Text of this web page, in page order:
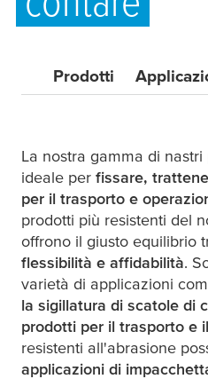
Prodotti
La nostra gamma di
ideale per fissare,
per il trasporto e
prodotti più resistenti del
offrono il giusto equilibrio
flessibilità e affidabilità.
varietà di applicazioni
la sigillatura di scatole di
prodotti per il trasporto e
resistenti all'abrasione
applicazioni di